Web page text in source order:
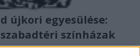
újkori egyesülése:
színházak
13